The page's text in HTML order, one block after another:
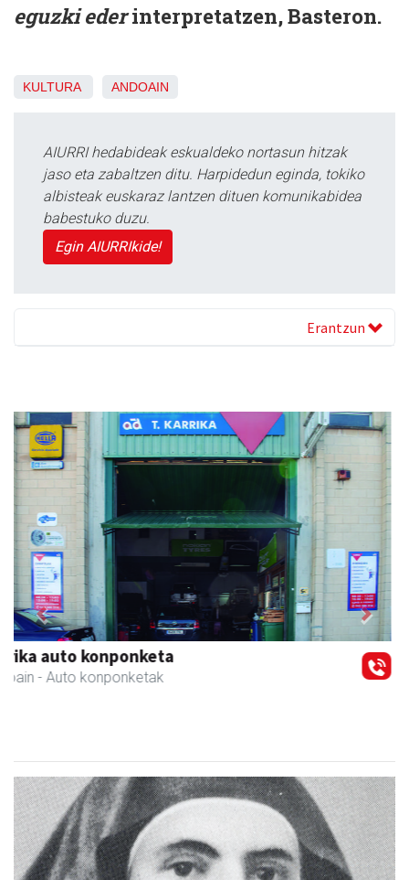
eguzki ederinterpretatzen, Basteron.
KULTURA ANDOAIN
AIURRI hedabideak eskualdeko nortasun hitzak
jaso eta zabaltzen ditu. Harpidedun eginda, tokiko
albisteak euskaraz lantzen dituen komunikabidea
babestuko duzu.
Egin AIURRIkide!
Erantzun
Kulunka aeroyoga zentroa
Andoain - Aeroyoga
Previous Next